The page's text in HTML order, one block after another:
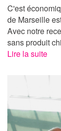
C'est
de Marseille
Avec notre
sans produit
Lire la suite